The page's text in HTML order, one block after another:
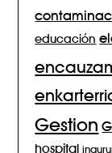
educación
Gestion
hospital